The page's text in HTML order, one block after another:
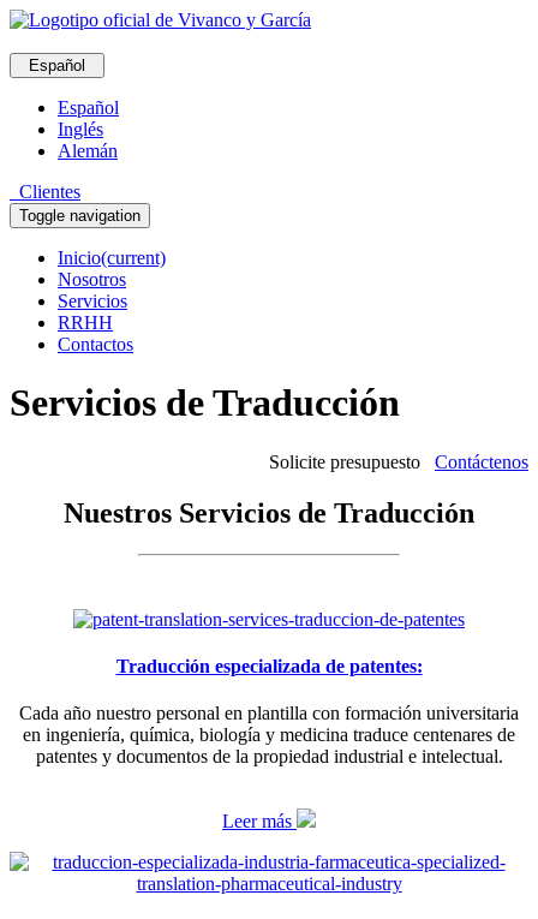
Español
Español
Inglés
Alemán
Clientes
Toggle navigation
Inicio(current)
Nosotros
Servicios
RRHH
Contactos
Servicios de Traducción
Solicite presupuesto Contáctenos
Nuestros Servicios de Traducción
Traducción especializada de patentes:
Cada año nuestro personal en plantilla con formación universitaria
en ingeniería, química, biología y medicina traduce centenares de
patentes y documentos de la propiedad industrial e intelectual.
Leer más